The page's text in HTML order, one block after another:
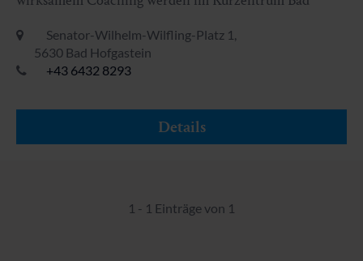
unterstützt.
Senator-Wilhelm-Wilfling-Platz 1,
5630 Bad Hofgastein
+43 6432 8293
Details
1 - 1 Einträge von 1